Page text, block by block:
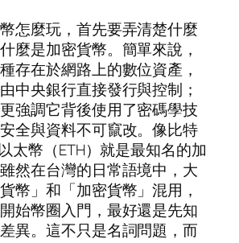
怎麼玩，首先要弄清楚什麼
麼是加密貨幣。簡單來說，
存在於網路上的數位資產，
中央銀行直接發行與控制；
強調它背後使用了密碼學技
全與資料不可竄改。像比特
太幣（ETH）就是最知名的加
然在台灣的日常語境中，大
幣」和「加密貨幣」混用，
始幣圈入門，最好還是先知
異。這不只是名詞問題，而